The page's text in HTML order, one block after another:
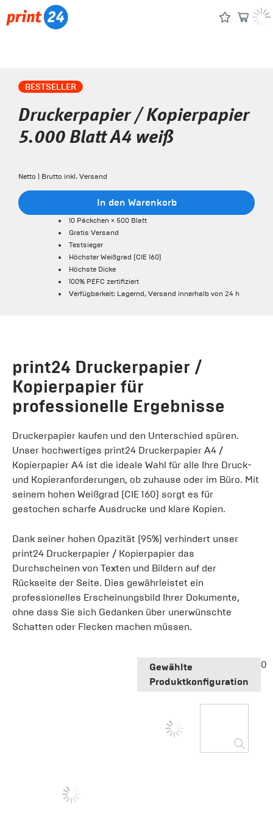
BESTSELLER
Druckerpapier / Kopierpapier
5.000 Blatt A4 weiß
Netto | Brutto inkl. Versand
In den Warenkorb
10 Päckchen × 500 Blatt
Gratis Versand
Testsieger
Höchster Weißgrad (CIE 160)
Höchste Dicke
100% PEFC zertifiziert
Verfügbarkeit: Lagernd, Versand innerhalb von 24 h
print24 Druckerpapier /
Kopierpapier für
professionelle Ergebnisse
Druckerpapier kaufen und den Unterschied spüren.
Unser hochwertiges print24 Druckerpapier A4 /
Kopierpapier A4 ist die ideale Wahl für alle Ihre Druck-
und Kopieranforderungen, ob zuhause oder im Büro. Mit
seinem hohen Weißgrad (CIE 160) sorgt es für
gestochen scharfe Ausdrucke und klare Kopien.
Dank seiner hohen Opazität (95%) verhindert unser
print24 Druckerpapier / Kopierpapier das
Durchscheinen von Texten und Bildern auf der
Rückseite der Seite. Dies gewährleistet ein
professionelles Erscheinungsbild Ihrer Dokumente,
ohne dass Sie sich Gedanken über unerwünschte
Schatten oder Flecken machen müssen.
Gewählte
Produktkonfiguration
0